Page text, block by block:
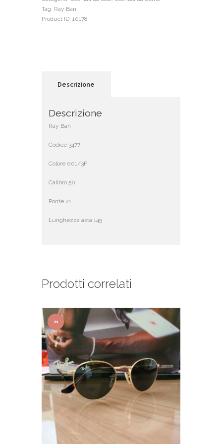
Tag: Ray Ban
Product ID: 10178
Descrizione
Descrizione
Ray Ban
Codice 3477
Colore 001/3F
Calibro 50
Ponte 21
Lunghezza asta 145
Prodotti correlati
IN
OFFER
TA!